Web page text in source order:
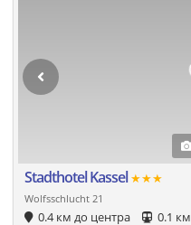
Stadthotel Kassel★★★
Wolfsschlucht 21
0.4 км до центра 0.1 км